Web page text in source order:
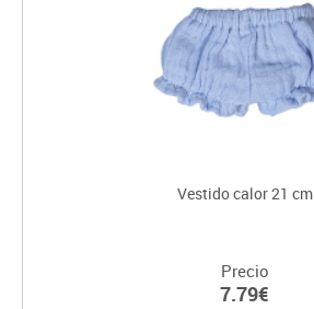
Vestido calor 21 cm
Precio
7.79€